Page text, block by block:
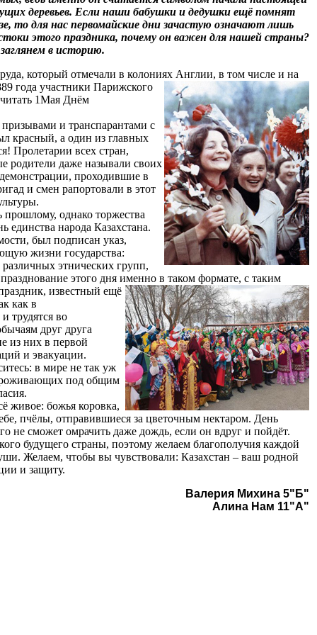
деревьев. Если наши бабушки и дедушки ещё помнят
то для нас первомайские дни зачастую означают лишь
этого праздника, почему он важен для нашей страны?
в историю.
который отмечали в колониях Англии, в том числе и на
года участники Парижского
1Мая Днём
и транспарантами с
красный, а один из главных
Пролетарии всех стран,
родители даже называли своих
проходившие в
и смен рапортовали в этот
однако торжества
единства народа Казахстана.
был подписан указ,
жизни государства:
этнических групп,
этого дня именно в таком формате, с таким
известный ещё
как в
трудятся во
друг друга
из них в первой
и эвакуации.
в мире не так уж
проживающих под общим
живое: божья коровка,
пчёлы, отправившиеся за цветочным нектаром. День
не сможет омрачить даже дождь, если он вдруг и пойдёт.
будущего страны, поэтому желаем благополучия каждой
Желаем, чтобы вы чувствовали: Казахстан – ваш родной
и защиту.
Валерия Михина 5"Б"
Алина Нам 11"А"